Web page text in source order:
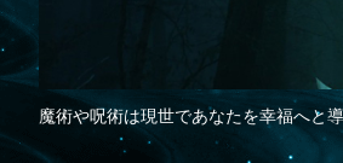
魔術や呪術は現世であなたを幸福へと